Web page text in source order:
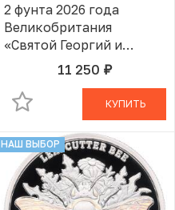
2 фунта 2026 года
Великобритания
«Святой Георгий и
Дракон»11 250 руб.
В КОРЗИНЕ
КУПИТЬ
НАШ ВЫБОР